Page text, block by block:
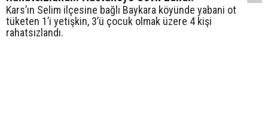
Kars’ın Selim ilçesine bağlı Baykara köyünde yabani ot
tüketen 1’i yetişkin, 3’ü çocuk olmak üzere 4 kişi
rahatsızlandı.